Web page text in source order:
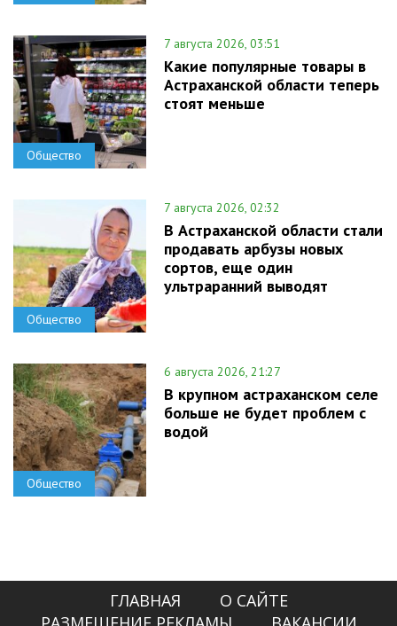
Общество
7 августа 2026, 03:51
Какие популярные товары в
Астраханской области теперь
стоят меньше
Общество
7 августа 2026, 02:32
В Астраханской области стали
продавать арбузы новых
сортов, еще один
ультраранний выводят
Общество
6 августа 2026, 21:27
В крупном астраханском селе
больше не будет проблем с
водой
ГЛАВНАЯ
О САЙТЕ